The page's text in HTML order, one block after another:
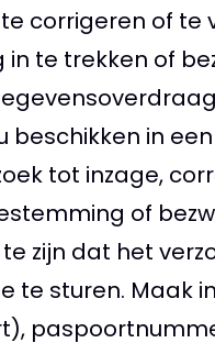
corrigeren of
te trekken of
beschikken in
tot inzage,
of
zijn dat het
sturen. Maak